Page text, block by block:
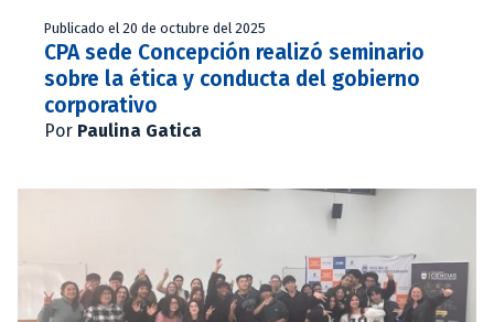
Publicado el 20 de octubre del 2025
CPA sede Concepción realizó seminario
sobre la ética y conducta del gobierno
corporativo
Por Paulina Gatica